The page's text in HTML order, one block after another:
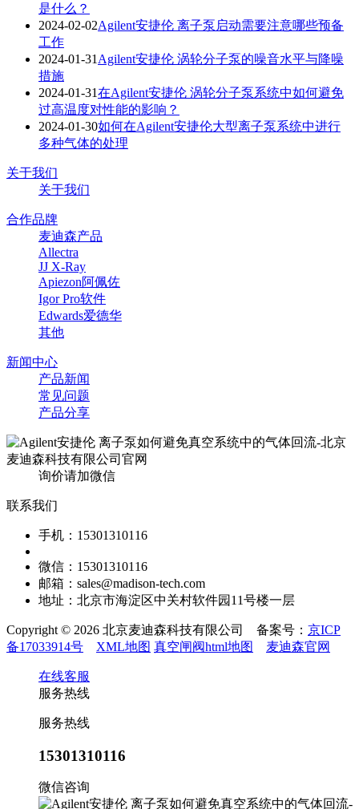
是什么？
2024-02-02Agilent安捷伦 离子泵启动需要注意哪些预备
工作
2024-01-31 Agilent安捷伦 涡轮分子泵的噪音水平与降噪
措施
2024-01-31在Agilent安捷伦 涡轮分子泵系统中如何避免
过高温度对性能的影响？
2024-01-30如何在Agilent安捷伦大型离子泵系统中进行
多种气体的处理
关于我们
关于我们
合作品牌
麦迪森产品
Allectra
JJ X-Ray
Apiezon阿佩佐
Igor Pro软件
Edwards爱德华
其他
新闻中心
产品新闻
常见问题
产品分享
询价请加微信
联系我们
手机：15301310116
微信：15301310116
邮箱：sales@madison-tech.com
地址：北京市海淀区中关村软件园11号楼一层
Copyright © 2026 北京麦迪森科技有限公司 备案号： 京ICP
备17033914号
XML地图 真空闸阀html地图 麦迪森官网
在线客服
服务热线
服务热线
15301310116
微信咨询